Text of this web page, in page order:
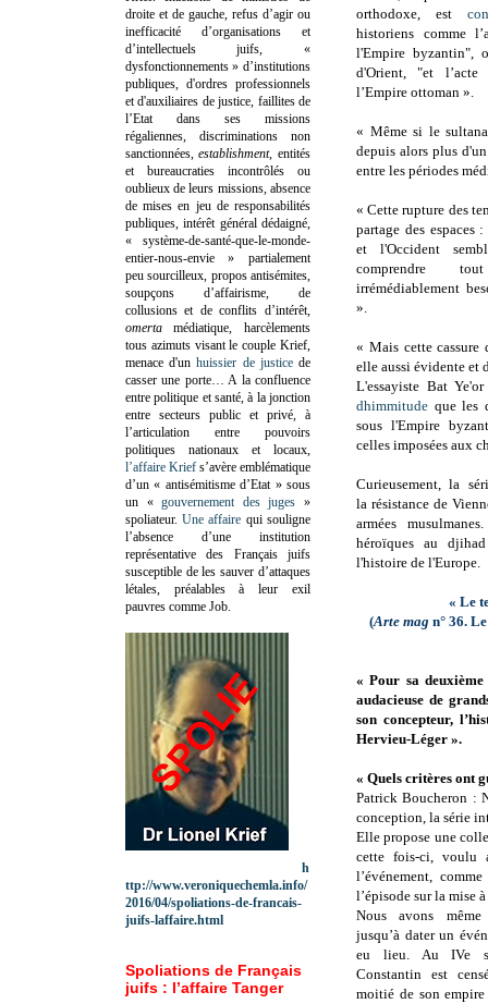
orthodoxe, est
historiens comme
l'Empire byzantin",
d'Orient, "et l’acte
l’Empire ottoman ».
« Même si le
depuis alors plus
entre les périodes
« Cette rupture des
partage des espaces
et l'Occident
comprendre
irrémédiablement
».
« Mais cette cassure
elle aussi évidente et
L'essayiste Bat
dhimmitude que les
sous l'Empire
celles imposées aux
Curieusement, la
la résistance de
armées
héroïques au djihad
l'histoire de l'Europe.
« Le
(Arte mag n° 36.
« Pour sa
audacieuse de
son concepteur,
Hervieu-Léger ».
« Quels critères ont
Patrick Boucheron :
conception, la série
Elle propose une
cette fois-ci, voulu
l’événement,
l’épisode sur la mise
Nous avons même
jusqu’à dater un
eu lieu. Au IVe
Constantin est
moitié de son
droite et de gauche, refus d’agir ou
inefficacité d’organisations et
d’intellectuels juifs, «
dysfonctionnements » d’institutions
publiques, d'ordres professionnels
et d'auxiliaires de justice, faillites de
l’Etat dans ses missions
régaliennes, discriminations non
sanctionnées,establishment, entités
et bureaucraties incontrôlés ou
oublieux de leurs missions, absence
de mises en jeu de responsabilités
publiques, intérêt général dédaigné,
« système-de-santé-que-le-monde-
entier-nous-envie » partialement
peu sourcilleux, propos antisémites,
soupçons d’affairisme, de
collusions et de conflits d’intérêt,
omertamédiatique, harcèlements
tous azimuts visant le couple Krief,
menace d'unhuissier de justicede
casser une porte… A la confluence
entre politique et santé, à la jonction
entre secteurs public et privé, à
l’articulation entre pouvoirs
politiques nationaux et locaux,
l’affaire Krief s’avère emblématique
d’un « antisémitisme d’Etat » sous
un «gouvernement des juges »
spoliateur.Une affaire qui souligne
l’absence d’une institution
représentative des Français juifs
susceptible de les sauver d’attaques
létales, préalables à leur exil
pauvres comme Job.
h
ttp://www.veroniquechemla.info/
2016/04/spoliations-de-francais-
juifs-laffaire.html
Spoliations de Français
juifs : l’affaire Tanger